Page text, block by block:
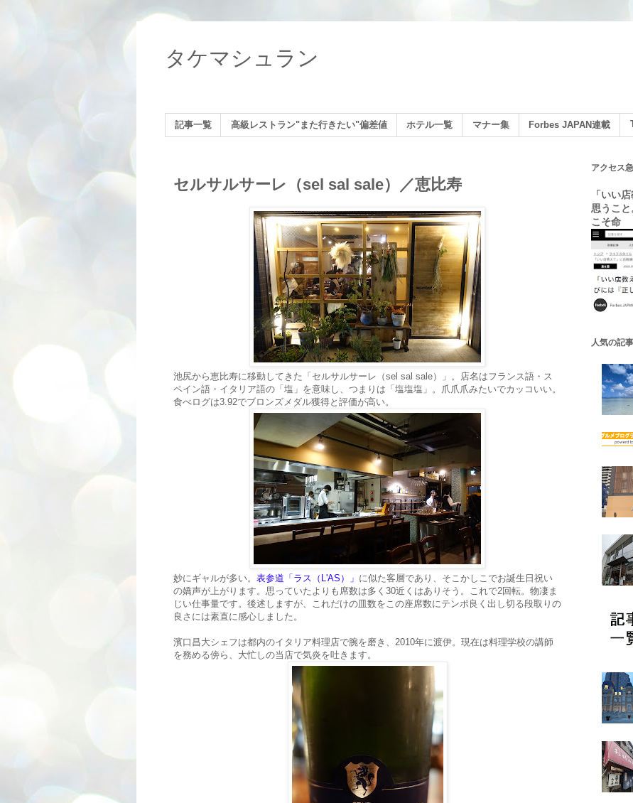
タケマシュラン
記事一覧 高級レストラン"また行きたい"偏差値 ホテル一覧 マナー集 Forbes JAPAN連載
セルサルサーレ（sel sal sale）／恵比寿
池尻から恵比寿に移動してきた「セルサルサーレ（sel sal sale）」。店名はフランス語・ス
ペイン語・イタリア語の「塩」を意味し、つまりは「塩塩塩」。爪爪爪みたいでカッコいい。
食べログは3.92でブロンズメダル獲得と評価が高い。
妙にギャルが多い。 表参道「ラス（L'AS）」 に似た客層であり、そこかしこでお誕生日祝い
の嬌声が上がります。思っていたよりも席数は多く30近くはありそう。これで2回転。物凄ま
じい仕事量です。後述しますが、これだけの皿数をこの座席数にテンポ良く出し切る段取りの
良さには素直に感心しました。
濱口昌大シェフは都内のイタリア料理店で腕を磨き、2010年に渡伊。現在は料理学校の講師
を務める傍ら、大忙しの当店で気炎を吐きます。
アクセス
「いい
思うこと
こそ命
人気の記事